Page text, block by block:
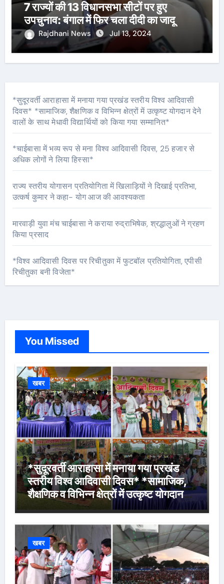
7 राज्यों की 13 विधानसभा सीटों पर हुए
उपचुनाव: बंगाल में फिर चला दीदी का जादू
Rajdhani News Jul 13, 2024
*सुदूरवर्ती आराहासा में मनाया गया प्रखंड स्तरीय विश्व आदिवासी
दिवस* *सामाजिक, शैक्षणिक व विभिन्न क्षेत्रों में उत्कृष्ट योगदान देने
वालों के साथ मेधावी विद्यार्थियों को किया गया सम्मानित*
*चाईबासा में भव्य रूप से मना विश्व आदिवासी दिवस, 25 हजार से
अधिक लोगों ने लिया हिस्सा*
राज्य स्तरीय योगासन प्रतियोगिता में खिलाड़ियों ने दिखाई प्रतिभा,
उत्कर्ष कुमार ने कहा- योग आज की आवश्यकता
मारवाड़ी युवा मंच चाईबासा ने कराया रुद्राभिषेक, श्रद्धालुओं ने ग्रहण
किया प्रसाद
*विश्व आदिवासी दिवस पर रिचीतुका में फुटबॉल प्रतियोगिता, एपीसी
रिचीतुका बनी विजेता*
You Missed
खबर
*सुदूरवर्ती आराहासा में मनाया गया प्रखंड
स्तरीय विश्व आदिवासी दिवस* *सामाजिक,
शैक्षणिक व विभिन्न क्षेत्रों में उत्कृष्ट योगदान
देने वालों के साथ मेधावी विद्यार्थियों को किया
खबर